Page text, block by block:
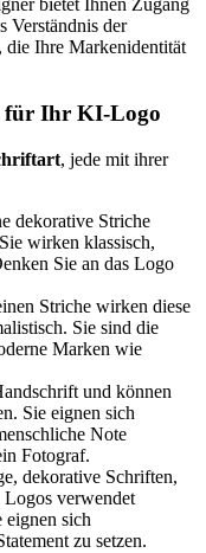
Verständnis der
die Ihre Markenidentität
für Ihr KI-Logo
, jede mit ihrer
dekorative Striche
wirken klassisch,
Sie an das Logo
Striche wirken diese
Sie sind die
Marken wie
und können
Sie eignen sich
Note
Fotograf.
dekorative Schriften,
Logos verwendet
eignen sich
zu setzen.